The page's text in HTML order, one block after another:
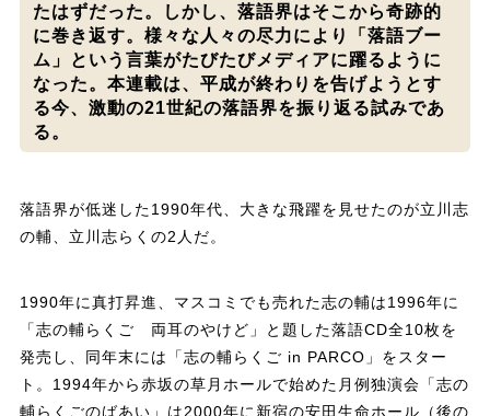
たはずだった。しかし、落語界はそこから奇跡的
に巻き返す。様々な人々の尽力により「落語ブー
ム」という言葉がたびたびメディアに躍るように
なった。本連載は、平成が終わりを告げようとす
る今、激動の21世紀の落語界を振り返る試みであ
る。
落語界が低迷した1990年代、大きな飛躍を見せたのが立川志
の輔、立川志らくの2人だ。
1990年に真打昇進、マスコミでも売れた志の輔は1996年に
「志の輔らくご 両耳のやけど」と題した落語CD全10枚を
発売し、同年末には「志の輔らくご in PARCO」をスター
ト。1994年から赤坂の草月ホールで始めた月例独演会「志の
輔らくごのばあい」は2000年に新宿の安田生命ホール（後の